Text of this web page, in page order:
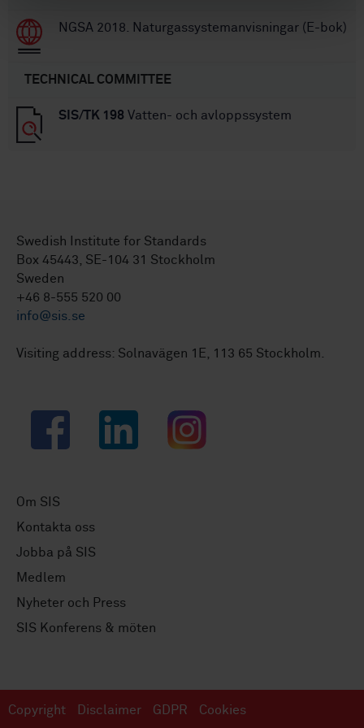
NGSA 2018. Naturgassystemanvisningar (E-bok)
TECHNICAL COMMITTEE
SIS/TK 198 Vatten- och avloppssystem
Swedish Institute for Standards
Box 45443, SE-104 31 Stockholm
Sweden
+46 8-555 520 00
info@sis.se
Visiting address: Solnavägen 1E, 113 65 Stockholm.
Facebook LinkedIn Instagram
Om SIS
Kontakta oss
Jobba på SIS
Medlem
Nyheter och Press
SIS Konferens & möten
Copyright Disclaimer GDPR Cookies